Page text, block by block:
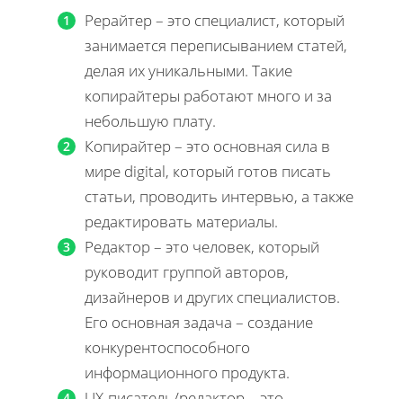
Рерайтер – это специалист, который
занимается переписыванием статей,
делая их уникальными. Такие
копирайтеры работают много и за
небольшую плату.
Копирайтер – это основная сила в
мире digital, который готов писать
статьи, проводить интервью, а также
редактировать материалы.
Редактор – это человек, который
руководит группой авторов,
дизайнеров и других специалистов.
Его основная задача – создание
конкурентоспособного
информационного продукта.